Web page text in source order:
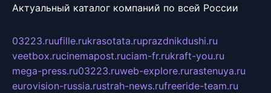
Актуальный каталог компаний по всей России
03223.ruufille.rukrasotata.ruprazdnikdushi.ru
veetbox.rucinemapost.ruciam-fr.rukraft-you.ru
mega-press.ru03223.ruweb-explore.rurastenuya.ru
eurovision-russia.rustrah-news.rufreeride-team.ru